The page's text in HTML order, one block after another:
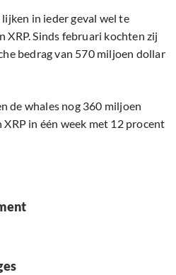
in ieder geval wel te
XRP. Sinds februari kochten zij
bedrag van 570 miljoen dollar
de whales nog 360 miljoen
in één week met 12 procent